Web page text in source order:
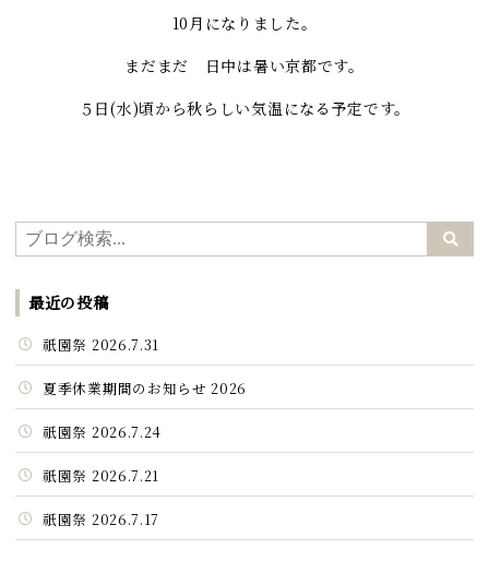
10月になりました。
まだまだ 日中は暑い京都です。
５日(水)頃から秋らしい気温になる予定です。
最近の投稿
祇園祭 2026.7.31
夏季休業期間のお知らせ 2026
祇園祭 2026.7.24
祇園祭 2026.7.21
祇園祭 2026.7.17